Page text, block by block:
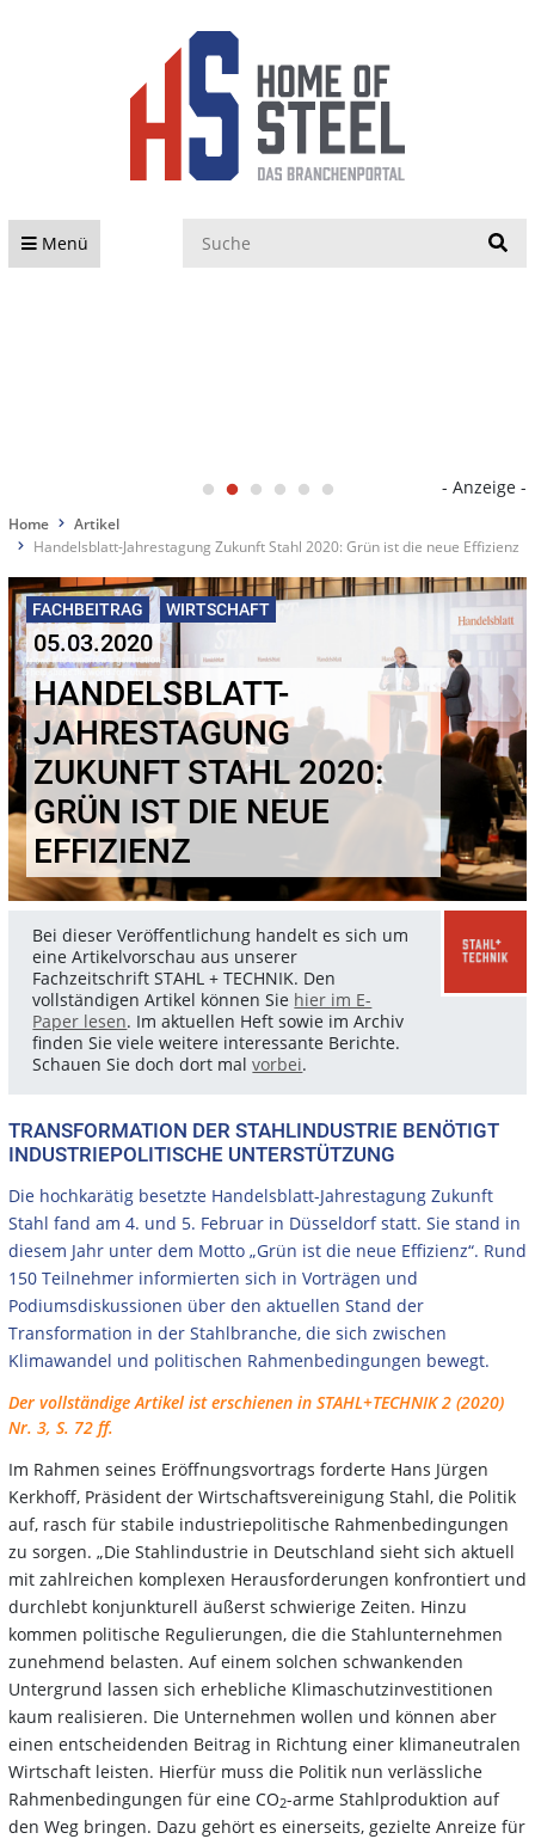
Menü
- Anzeige -
Home
Artikel
Handelsblatt-Jahrestagung Zukunft Stahl 2020: Grün ist die neue Effizienz
FACHBEITRAG WIRTSCHAFT
05.03.2020
HANDELSBLATT-
JAHRESTAGUNG
ZUKUNFT STAHL 2020:
GRÜN IST DIE NEUE
EFFIZIENZ
Bei dieser Veröffentlichung handelt es sich um
eine Artikelvorschau aus unserer
Fachzeitschrift STAHL + TECHNIK. Den
vollständigen Artikel können Sie hier im E-
Paper lesen. Im aktuellen Heft sowie im Archiv
finden Sie viele weitere interessante Berichte.
Schauen Sie doch dort malvorbei.
TRANSFORMATION DER STAHLINDUSTRIE BENÖTIGT
INDUSTRIEPOLITISCHE UNTERSTÜTZUNG
Die hochkarätig besetzte Handelsblatt-Jahrestagung Zukunft
Stahl fand am 4. und 5. Februar in Düsseldorf statt. Sie stand in
diesem Jahr unter dem Motto „Grün ist die neue Effizienz“. Rund
150 Teilnehmer informierten sich in Vorträgen und
Podiumsdiskussionen über den aktuellen Stand der
Transformation in der Stahlbranche, die sich zwischen
Klimawandel und politischen Rahmenbedingungen bewegt.
Der vollständige Artikel ist erschienen in STAHL+TECHNIK 2 (2020)
Nr. 3, S. 72 ff.
Im Rahmen seines Eröffnungsvortrags forderte Hans Jürgen
Kerkhoff, Präsident der Wirtschaftsvereinigung Stahl, die Politik
auf, rasch für stabile industriepolitische Rahmenbedingungen
zu sorgen. „Die Stahlindustrie in Deutschland sieht sich aktuell
mit zahlreichen komplexen Herausforderungen konfrontiert und
durchlebt konjunkturell äußerst schwierige Zeiten. Hinzu
kommen politische Regulierungen, die die Stahlunternehmen
zunehmend belasten. Auf einem solchen schwankenden
Untergrund lassen sich erhebliche Klimaschutzinvestitionen
kaum realisieren. Die Unternehmen wollen und können aber
einen entscheidenden Beitrag in Richtung einer klimaneutralen
Wirtschaft leisten. Hierfür muss die Politik nun verlässliche
Rahmenbedingungen für eine CO2-arme Stahlproduktion auf
den Weg bringen. Dazu gehört es einerseits, gezielte Anreize für